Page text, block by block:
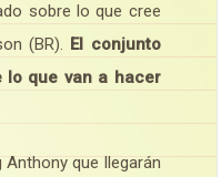
sobre lo que cree
(BR). El conjunto
lo que van a hacer
que llegarán